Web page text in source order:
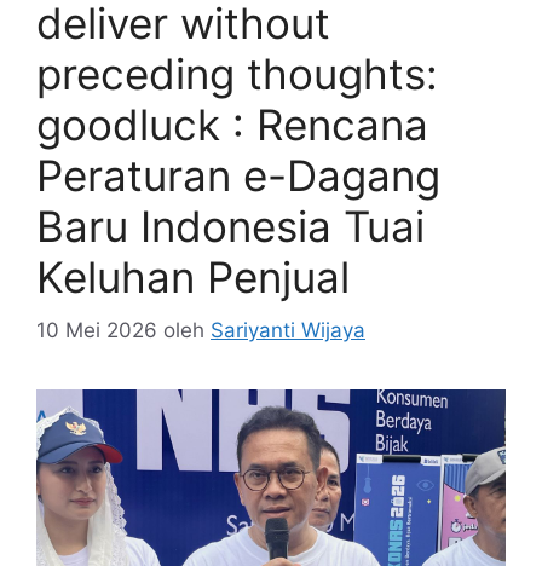
deliver without
preceding thoughts:
goodluck : Rencana
Peraturan e-Dagang
Baru Indonesia Tuai
Keluhan Penjual
10 Mei 2026 oleh Sariyanti Wijaya